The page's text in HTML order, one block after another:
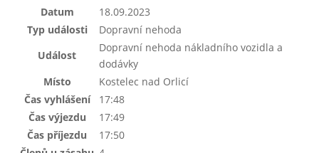
Datum
18.09.2023
Typ události
Dopravní nehoda
Událost
Dopravní nehoda nákladního vozidla a
dodávky
Místo
Kostelec nad Orlicí
Čas vyhlášení
17:48
Čas výjezdu
17:49
Čas příjezdu
17:50